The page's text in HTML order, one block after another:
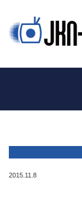
2015.11.8